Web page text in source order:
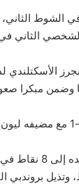
الشوط
في الدقيقة 53، لينصب نفسه
الأسكتلندي
مبكرا صعوده
وتذيل بروندبي